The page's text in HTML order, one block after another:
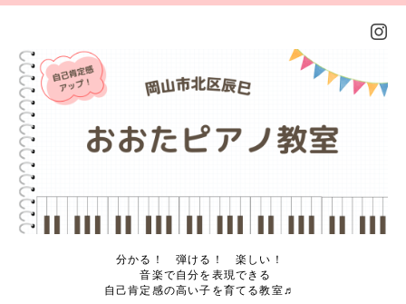
分かる！ 弾ける！ 楽しい！
音楽で自分を表現できる
自己肯定感の高い子を育てる教室♬